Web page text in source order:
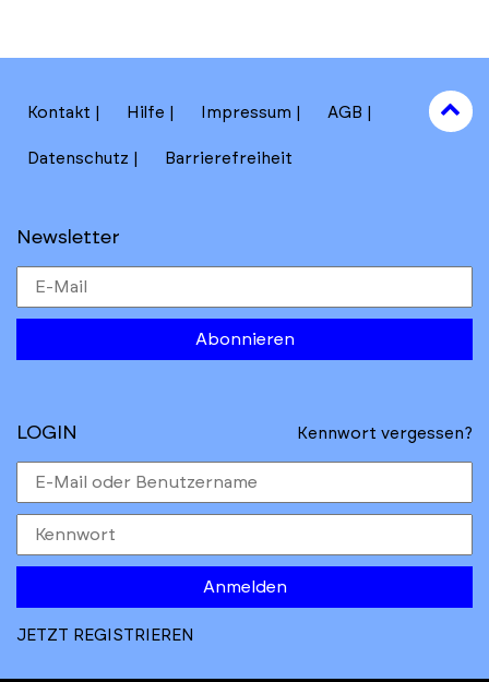
Kontakt Hilfe Impressum AGB
Datenschutz Barrierefreiheit
Newsletter
Abonnieren
to
top
LOGIN Kennwort vergessen?
Anmelden
JETZT REGISTRIEREN